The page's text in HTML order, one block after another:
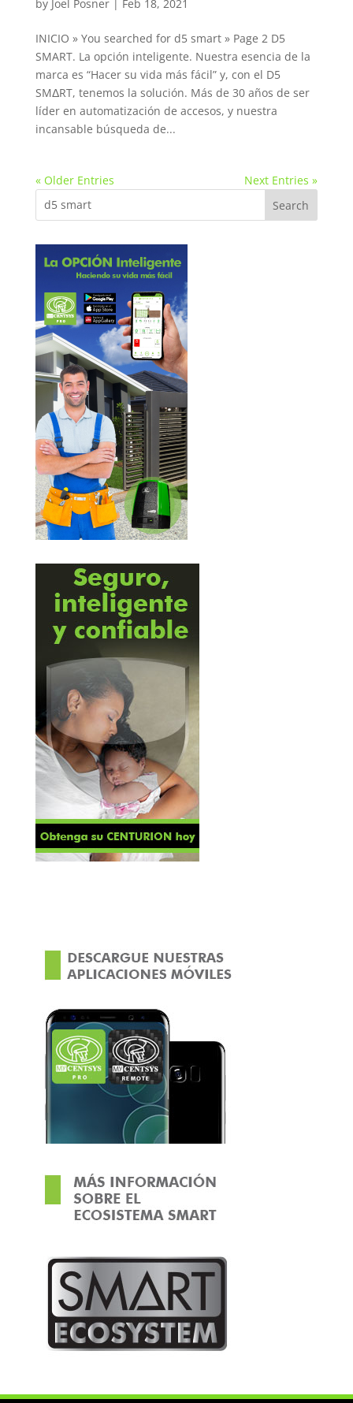
by Joel Posner| Feb 18, 2021
INICIO » You searched for d5 smart » Page 2 D5
SMART. La opción inteligente. Nuestra esencia de la
marca es “Hacer su vida más fácil” y, con el D5
SMΔRT, tenemos la solución. Más de 30 años de ser
líder en automatización de accesos, y nuestra
incansable búsqueda de...
« Older Entries Next Entries »